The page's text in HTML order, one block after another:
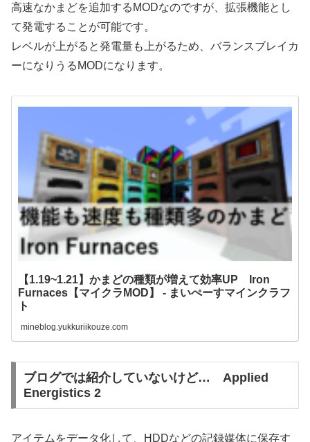
高速なかまどを追加するMODなのですが、拡張機能とし
て発電することが可能です。
レベルが上がると発電量も上がるため、バランスブレイカ
ーになりうるMODになります。
【1.19~1.21】かまどの種類が増えて効率UP Iron
Furnaces【マイクラMOD】 - まいぺーすマインクラフ
ト
mineblog.yukkuriikouze.com
ブログでは紹介していないけど… Applied
Energistics 2
アイテムをデータ化して、HDDなどの記録媒体に保存す